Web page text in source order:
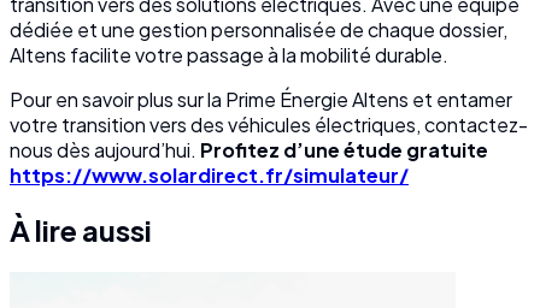
dédiée et une gestion personnalisée de chaque dossier,
Altens facilite votre passage à la mobilité durable.
Pour en savoir plus sur la Prime Énergie Altens et entamer
votre transition vers des véhicules électriques, contactez-
nous dès aujourd’hui. Profitez d’une étude gratuite
https://www.solardirect.fr/simulateur/
À lire aussi